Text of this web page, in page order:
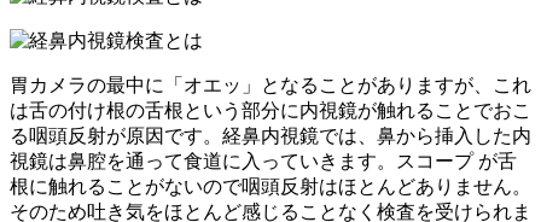
胃カメラの最中に「オエッ」となることがありますが、これ
は舌の付け根の舌根という部分に内視鏡が触れることでおこ
る咽頭反射が原因です。経鼻内視鏡では、鼻から挿入した内
視鏡は鼻腔を通って食道に入っていきます。スコープ が舌
根に触れることがないので咽頭反射はほとんどありません。
そのため吐き気をほとんど感じることなく検査を受けられま